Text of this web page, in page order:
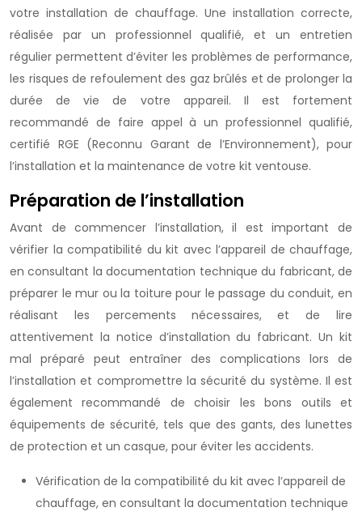
votre installation de chauffage. Une installation correcte,
réalisée par un professionnel qualifié, et un entretien
régulier permettent d’éviter les problèmes de performance,
les risques de refoulement des gaz brûlés et de prolonger la
durée de vie de votre appareil. Il est fortement
recommandé de faire appel à un professionnel qualifié,
certifié RGE (Reconnu Garant de l’Environnement), pour
l’installation et la maintenance de votre kit ventouse.
Préparation de l’installation
Avant de commencer l’installation, il est important de
vérifier la compatibilité du kit avec l’appareil de chauffage,
en consultant la documentation technique du fabricant, de
préparer le mur ou la toiture pour le passage du conduit, en
réalisant les percements nécessaires, et de lire
attentivement la notice d’installation du fabricant. Un kit
mal préparé peut entraîner des complications lors de
l’installation et compromettre la sécurité du système. Il est
également recommandé de choisir les bons outils et
équipements de sécurité, tels que des gants, des lunettes
de protection et un casque, pour éviter les accidents.
Vérification de la compatibilité du kit avec l’appareil de
chauffage, en consultant la documentation technique